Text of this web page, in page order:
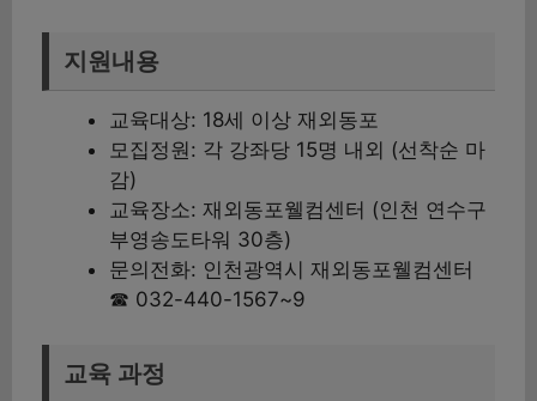
지원내용
교육대상: 18세 이상 재외동포
모집정원: 각 강좌당 15명 내외 (선착순 마
감)
교육장소: 재외동포웰컴센터 (인천 연수구
부영송도타워 30층)
문의전화: 인천광역시 재외동포웰컴센터
☎ 032-440-1567~9
교육 과정